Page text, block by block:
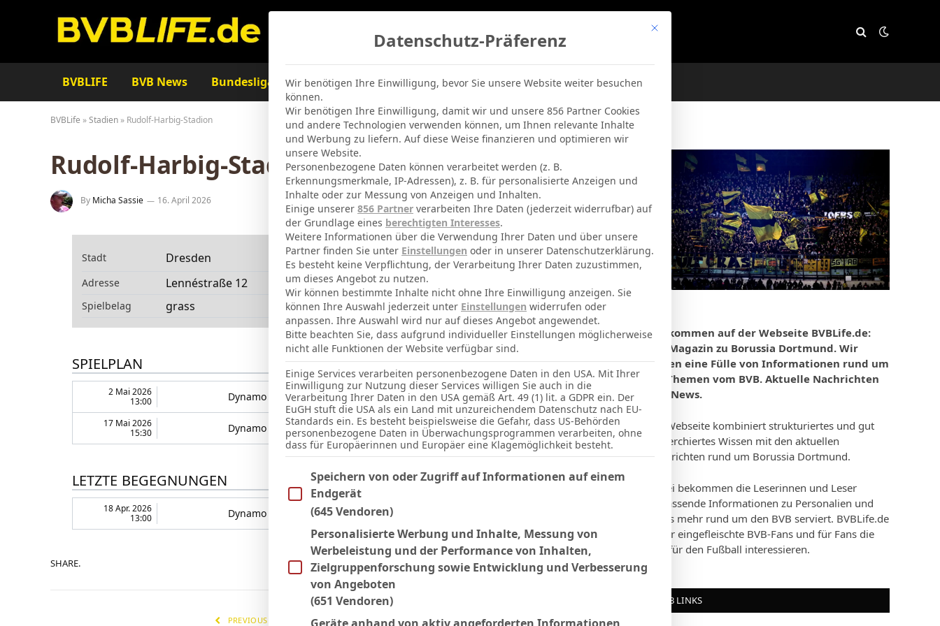
BVBLIFE BVB News Bundesliga Tabelle Champions League BVB-Netradio Erfolge
BVBLife »Stadien » Rudolf-Harbig-Stadion
Rudolf-Harbig-Stadion
By Micha Sassie 16. April 2026
Stadt Dresden Teams Dynamo Dresden
Adresse Lennéstraße 12 Kapazität 32066
Spielbelag grass
SPIELPLAN
2 Mai 2026
13:00
Dynamo Dresden - - 1. FC Kaiserslautern
17 Mai 2026
15:30
Dynamo Dresden - - Holstein Kiel
LETZTE BEGEGNUNGEN
18 Apr. 2026
13:00
Dynamo Dresden 2 0
SHARE.
Facebook Twitter Pinterest LinkedIn Tumblr Email
PREVIOUS ARTICLE NEXT ARTICLE
Willkommen auf der Webseite BVBLife.de:
Das Magazin zu Borussia Dortmund. Wir
bieten eine Fülle von Informationen rund um
die Themen vom BVB. Aktuelle Nachrichten
und News.
Die Webseite kombiniert strukturiertes und gut
recherchiertes Wissen mit den aktuellen
Nachrichten rund um Borussia Dortmund.
Dabei bekommen die Leserinnen und Leser
umfassende Informationen zu Personalien und
vieles mehr rund um den BVB serviert. BVBLife.de
ist für eingefleischte BVB-Fans und für Fans die
sich für den Fußball interessieren.
BVB LINKS
Mit diesem Button wird der Dialog geschlossen. Seine
Datenschutz-Präferenz
Wir benötigen Ihre Einwilligung, bevor Sie unsere Website weiter besuchen
können.
Wir benötigen Ihre Einwilligung, damit wir und unsere 856 Partner Cookies
und andere Technologien verwenden können, um Ihnen relevante Inhalte
und Werbung zu liefern. Auf diese Weise finanzieren und optimieren wir
unsere Website.
Personenbezogene Daten können verarbeitet werden (z. B.
Erkennungsmerkmale, IP-Adressen), z. B. für personalisierte Anzeigen und
Inhalte oder zur Messung von Anzeigen und Inhalten.
Einige unserer 856 Partner verarbeiten Ihre Daten (jederzeit widerrufbar) auf
der Grundlage eines berechtigten Interesses.
Weitere Informationen über die Verwendung Ihrer Daten und über unsere
Partner finden Sie unter Einstellungen oder in unserer Datenschutzerklärung.
Es besteht keine Verpflichtung, der Verarbeitung Ihrer Daten zuzustimmen,
um dieses Angebot zu nutzen.
Wir können bestimmte Inhalte nicht ohne Ihre Einwilligung anzeigen. Sie
können Ihre Auswahl jederzeit unter Einstellungen widerrufen oder
anpassen. Ihre Auswahl wird nur auf dieses Angebot angewendet.
Bitte beachten Sie, dass aufgrund individueller Einstellungen möglicherweise
nicht alle Funktionen der Website verfügbar sind.
Einige Services verarbeiten personenbezogene Daten in den USA. Mit Ihrer
Einwilligung zur Nutzung dieser Services willigen Sie auch in die
Verarbeitung Ihrer Daten in den USA gemäß Art. 49 (1) lit. a GDPR ein. Der
EuGH stuft die USA als ein Land mit unzureichendem Datenschutz nach EU-
Standards ein. Es besteht beispielsweise die Gefahr, dass US-Behörden
personenbezogene Daten in Überwachungsprogrammen verarbeiten, ohne
dass für Europäerinnen und Europäer eine Klagemöglichkeit besteht.
Im Folgenden finden Sie eine Liste der Zwecke des IAB Transparency and Consent Framework (TCF), für die eine Einwilligung erteilt
Speichern von oder Zugriff auf Informationen auf einem
Endgerät
(645 Vendoren)
Personalisierte Werbung und Inhalte, Messung von
Werbeleistung und der Performance von Inhalten,
Zielgruppenforschung sowie Entwicklung und Verbesserung
von Angeboten
(651 Vendoren)